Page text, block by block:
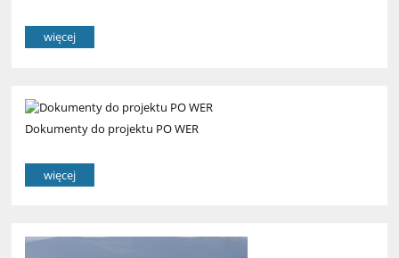
więcej
Dokumenty do projektu PO WER
więcej